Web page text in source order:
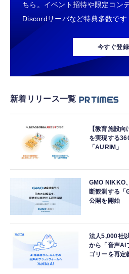
ちら。イベント招待や限定コン
Discordサーバなど特典多数です
今すぐ登録
新着リリース一覧
【教育施設
を実現する
「AURIM」
GMO NIKKO
断観測する「
公開を開始
法人5,000社
から「音声AI
ゴリーを再定